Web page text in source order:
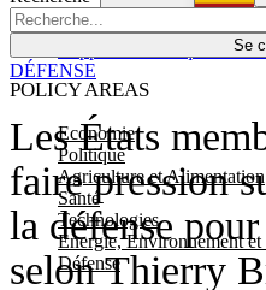
Se
POLICY AREAS
Economie
Politique
Agriculture et Alimentation
Santé
Technologies
Energie, Environnement et
Défense
Les États
faire pression
la défense
selon Thierry
DÉFENSE